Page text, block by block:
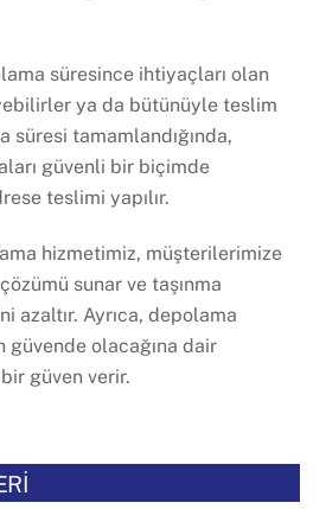
süresince ihtiyaçları olan
ya da bütünüyle teslim
süresi tamamlandığında,
güvenli bir biçimde
teslimi yapılır.
hizmetimiz, müşterilerimize
sunar ve taşınma
azaltır. Ayrıca, depolama
güvende olacağına dair
güven verir.